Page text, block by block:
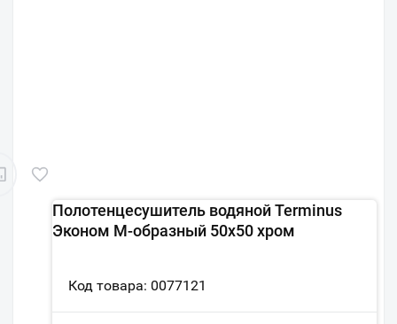
Полотенцесушитель водяной Terminus
Эконом М-образный 50х50 хром
Код товара: 0077121